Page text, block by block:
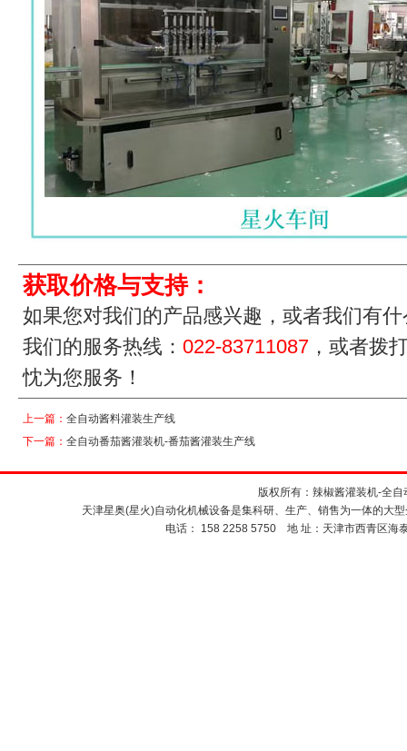
获取价格与支持：
如果您对我们的产品感兴趣，或者我们有
我们的服务热线： 022-83711087 ，或者拨
忱为您服务！
上一篇： 全自动酱料灌装生产线
下一篇： 全自动番茄酱灌装机-番茄酱灌装生产线
版权所有： 辣椒酱灌装机-全自
天津星奥(星火)自动化机械设备是集科研、生产、销售为一体的大
电话： 158 2258 5750 地 址：天津市西青区